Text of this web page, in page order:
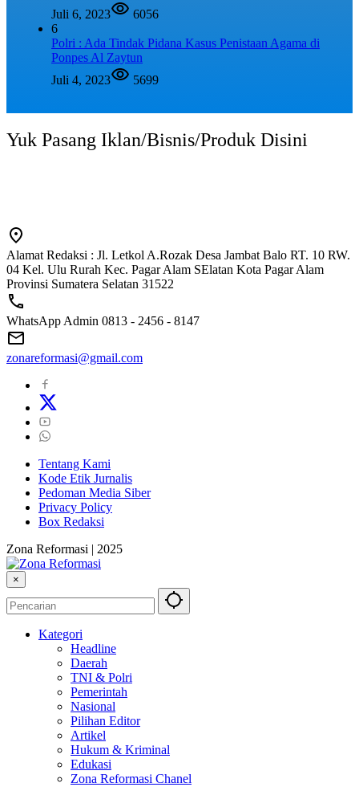
Juli 6, 2023
6056
6
Polri : Ada Tindak Pidana Kasus Penistaan Agama di
Ponpes Al Zaytun
Juli 4, 2023
5699
Yuk Pasang Iklan/Bisnis/Produk Disini
Alamat Redaksi : Jl. Letkol A.Rozak Desa Jambat Balo RT. 10 RW.
04 Kel. Ulu Rurah Kec. Pagar Alam SElatan Kota Pagar Alam
Provinsi Sumatera Selatan 31522
WhatsApp Admin 0813 - 2456 - 8147
zonareformasi@gmail.com
Tentang Kami
Kode Etik Jurnalis
Pedoman Media Siber
Privacy Policy
Box Redaksi
Zona Reformasi | 2025
×
Kategori
Headline
Daerah
TNI & Polri
Pemerintah
Nasional
Pilihan Editor
Artikel
Hukum & Kriminal
Edukasi
Zona Reformasi Chanel